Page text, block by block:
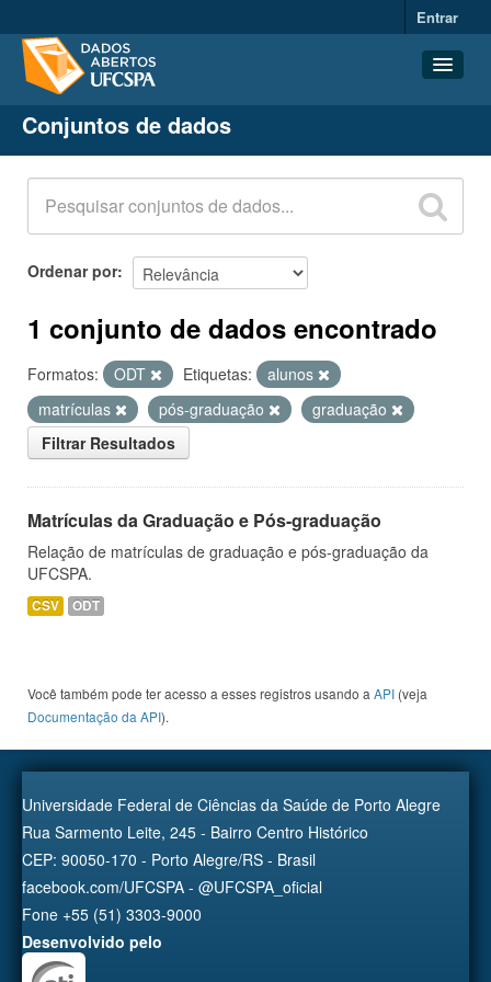
Entrar
Conjuntos de dados
Organizações
Grupos
Sobre
Conjuntos de dados
Ordenar por
1 conjunto de dados encontrado
Formatos: ODT Etiquetas:
alunos
matrículas
pós-graduação
graduação
Filtrar Resultados
Matrículas da Graduação e Pós-graduação
Relação de matrículas de graduação e pós-graduação da
UFCSPA.
CSV ODT
Você também pode ter acesso a esses registros usando a API (veja
Documentação da API).
Universidade Federal de Ciências da Saúde de Porto Alegre
Rua Sarmento Leite, 245 - Bairro Centro Histórico
CEP: 90050-170 - Porto Alegre/RS - Brasil
facebook.com/UFCSPA - @UFCSPA_oficial
Fone +55 (51) 3303-9000
Desenvolvido pelo